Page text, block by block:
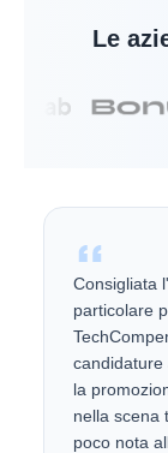
Le
Consigliata
particolare
candidature
la
nella scena
poco nota